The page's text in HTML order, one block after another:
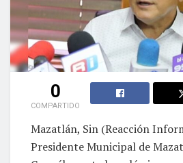
0
COMPARTIDO
Mazatlán, Sin (Reacción
Presidente Municipal de